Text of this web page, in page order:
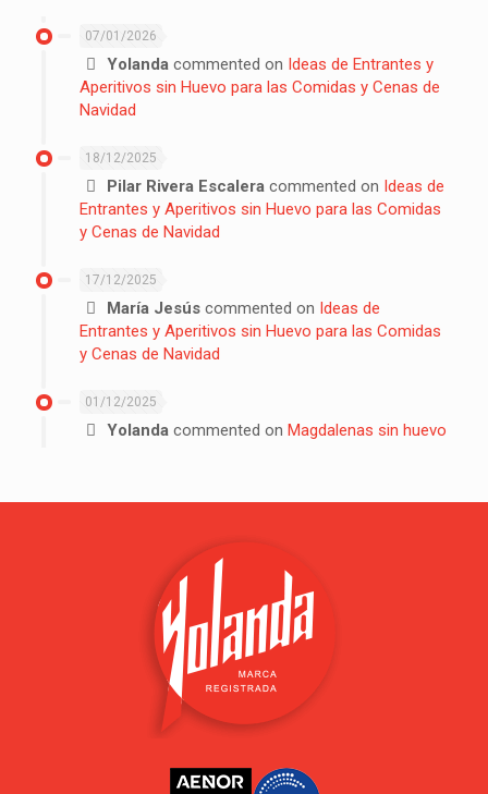
07/01/2026
Yolanda commented on Ideas de Entrantes y
Aperitivos sin Huevo para las Comidas y Cenas de
Navidad
18/12/2025
Pilar Rivera Escalera commented on Ideas de
Entrantes y Aperitivos sin Huevo para las Comidas
y Cenas de Navidad
17/12/2025
María Jesús commented on Ideas de
Entrantes y Aperitivos sin Huevo para las Comidas
y Cenas de Navidad
01/12/2025
Yolanda commented on Magdalenas sin huevo